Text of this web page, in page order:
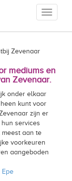
Toggle
Zevenaar
mediums en
Zevenaar.
onder elkaar
kunt voor
zijn er
services
aan te
voorkeuren
aangeboden
Epe